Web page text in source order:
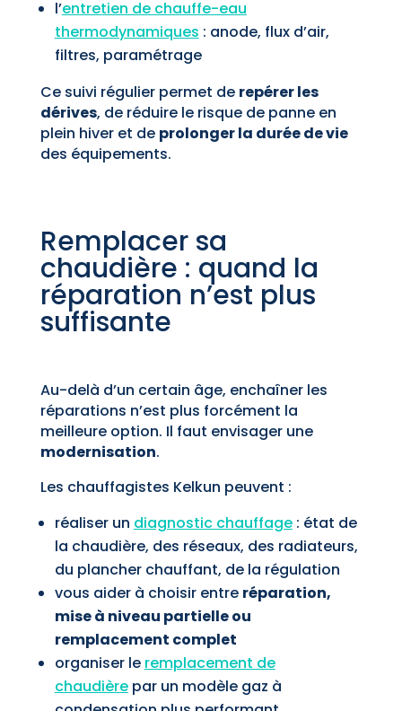
l’entretien de chauffe-eau
thermodynamiques : anode, flux d’air,
filtres, paramétrage
Ce suivi régulier permet de repérer les
dérives, de réduire le risque de panne en
plein hiver et de prolonger la durée de vie
des équipements.
Remplacer sa
chaudière : quand la
réparation n’est plus
suffisante
Au-delà d’un certain âge, enchaîner les
réparations n’est plus forcément la
meilleure option. Il faut envisager une
modernisation.
Les chauffagistes Kelkun peuvent :
réaliser un diagnostic chauffage: état de
la chaudière, des réseaux, des radiateurs,
du plancher chauffant, de la régulation
vous aider à choisir entre réparation,
mise à niveau partielle ou
remplacement complet
organiser le remplacement de
chaudièrepar un modèle gaz à